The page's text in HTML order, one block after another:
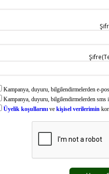
Kampanya, duyuru, bilgilendirmelerden e-
Kampanya, duyuru, bilgilendirmelerden sms
Üyelik koşullarını ve kişisel verilerimin